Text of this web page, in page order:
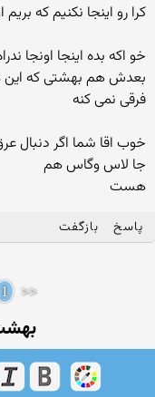
کرا رو اینجا نکنیم که
خو اکه بده اینجا اونجا
بعدش هم بهشتی که این
فرقی نمی کنه
خوب اقا شما اگر دنبال
جا لاس وگاس هم
هست
پاسخ بازگفت
<<
1